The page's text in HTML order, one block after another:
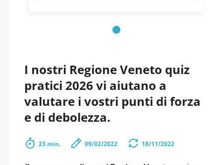
I nostri Regione Veneto quiz
pratici 2026 vi aiutano a
valutare i vostri punti di forza
e di debolezza.
23 min. 09/02/2022 18/11/2022